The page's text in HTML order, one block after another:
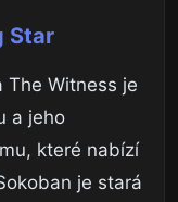
Star
The Witness je
a jeho
které nabízí
je stará